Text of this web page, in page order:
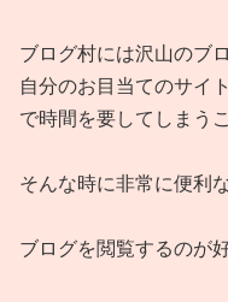
ブログ村には沢山のブ
自分のお目当てのサイ
で時間を要してしまう
そんな時に非常に便利
ブログを閲覧するのが